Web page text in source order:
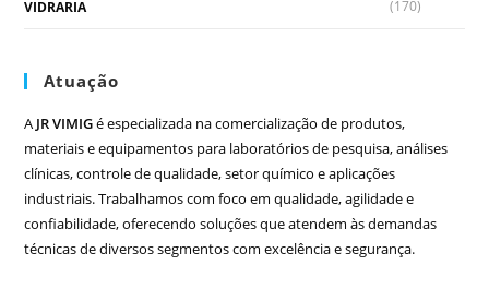
VIDRARIA (170)
Atuação
A JR VIMIGé especializada na comercialização de produtos,
materiais e equipamentos para laboratórios de pesquisa, análises
clínicas, controle de qualidade, setor químico e aplicações
industriais. Trabalhamos com foco em qualidade, agilidade e
confiabilidade, oferecendo soluções que atendem às demandas
técnicas de diversos segmentos com excelência e segurança.